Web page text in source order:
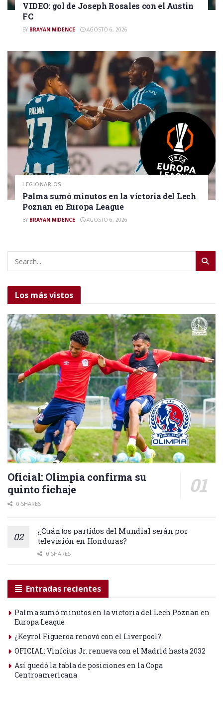
VIDEO: gol de Joseph Rosales con el Austin
FC
BY BRAYAN MIDENCE AGOSTO 6, 2026
LEGIONARIOS
Palma sumó minutos en la victoria del Lech
Poznan en Europa League
BY BRAYAN MIDENCE AGOSTO 6, 2026
Los más vistos
Oficial: Olimpia confirma su
quinto fichaje
0 SHARES
¿Cuántos partidos del Mundial serán por
televisión en Honduras?
0 SHARES
Entradas recientes
Palma sumó minutos en la victoria del Lech Poznan en
Europa League
¿Keyrol Figueroa renovó con el Liverpool?
OFICIAL: Vinícius Jr. renueva con el Madrid hasta 2032
Así quedó la tabla de posiciones en la Copa
Centroamericana